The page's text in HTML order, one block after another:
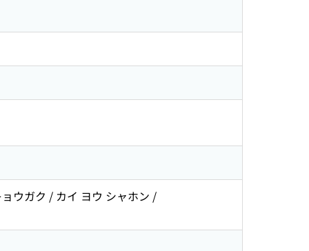
ウガク / カイ ヨウ シャホン /